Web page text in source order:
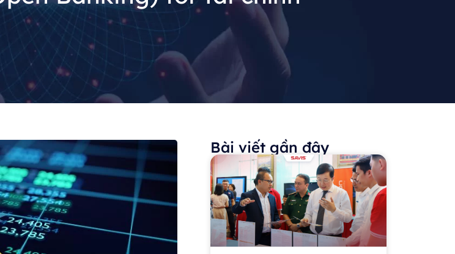
Bài viết gần đây